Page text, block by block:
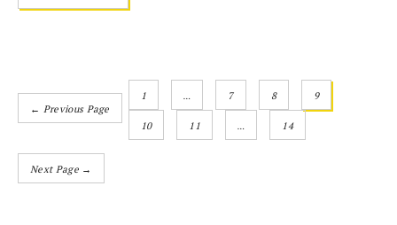
← Previous Page
1 7 8 9
10 11 14
Next Page →